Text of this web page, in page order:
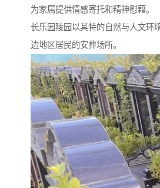
为家属提供情感寄托和精神慰藉。
长乐园陵园以其特的自然与人文环
边地区居民的安葬场所。